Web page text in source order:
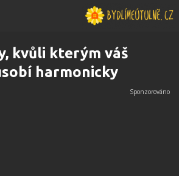
kvůli kterým váš
harmonicky